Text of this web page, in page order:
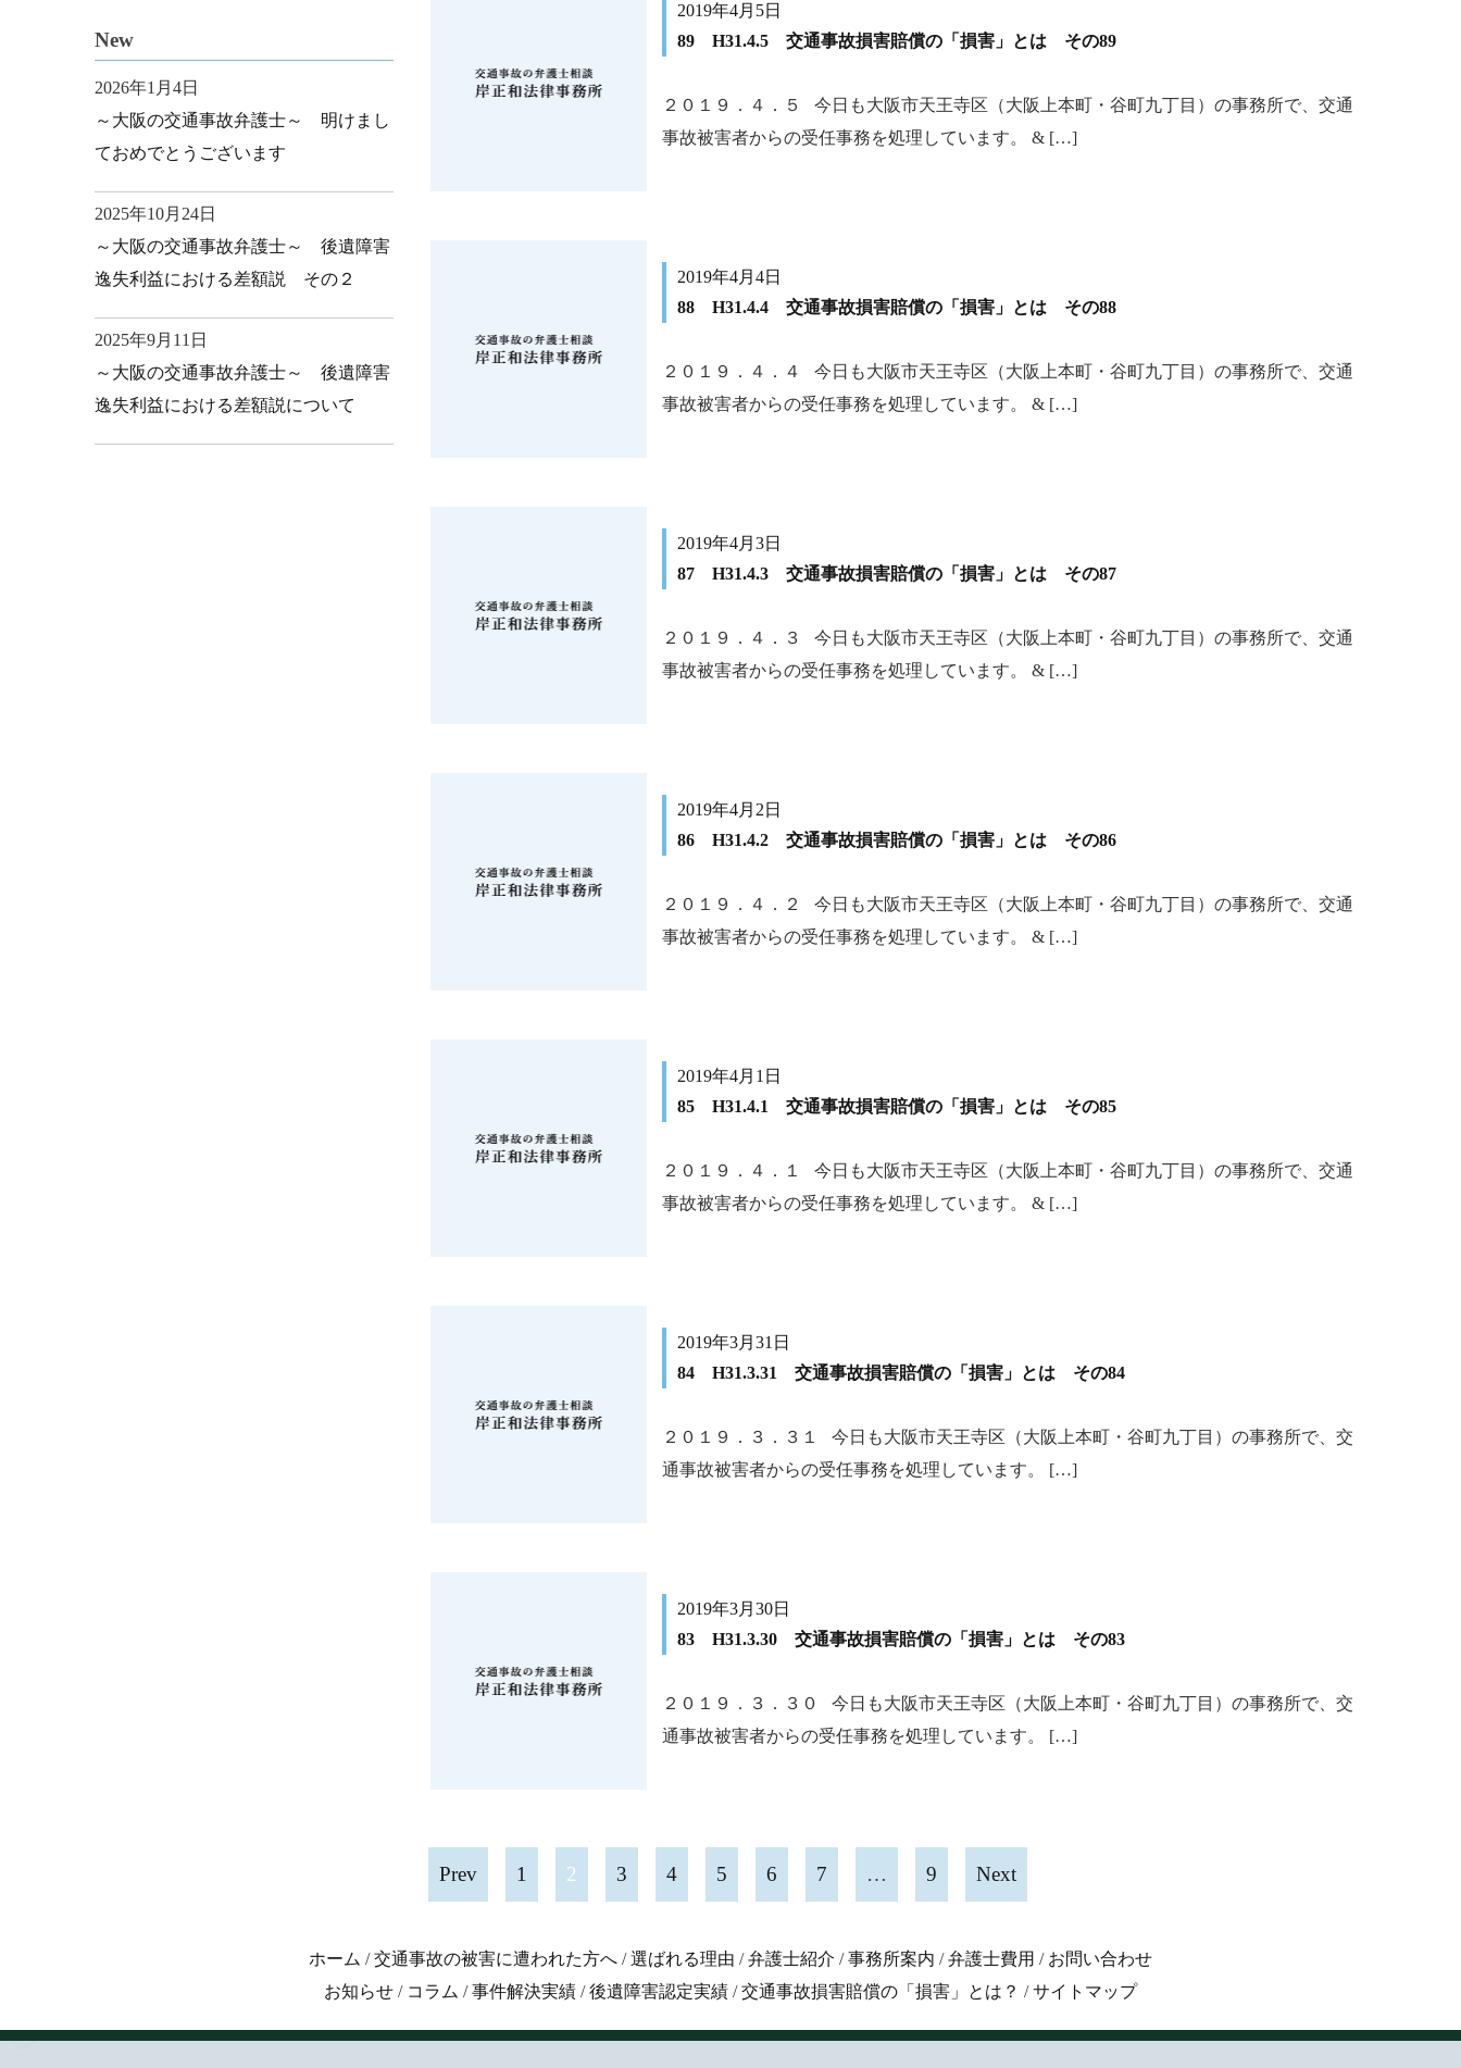
2019年4月5日
89 H31.4.5 交通事故損害賠償の「損害」とは その89
２０１９．４．５ 今日も大阪市天王寺区（大阪上本町・谷町九丁目）の事務所で、交通
事故被害者からの受任事務を処理しています。 & […]
2019年4月4日
88 H31.4.4 交通事故損害賠償の「損害」とは その88
２０１９．４．４ 今日も大阪市天王寺区（大阪上本町・谷町九丁目）の事務所で、交通
事故被害者からの受任事務を処理しています。 & […]
2019年4月3日
87 H31.4.3 交通事故損害賠償の「損害」とは その87
２０１９．４．３ 今日も大阪市天王寺区（大阪上本町・谷町九丁目）の事務所で、交通
事故被害者からの受任事務を処理しています。 & […]
2019年4月2日
86 H31.4.2 交通事故損害賠償の「損害」とは その86
２０１９．４．２ 今日も大阪市天王寺区（大阪上本町・谷町九丁目）の事務所で、交通
事故被害者からの受任事務を処理しています。 & […]
2019年4月1日
85 H31.4.1 交通事故損害賠償の「損害」とは その85
２０１９．４．１ 今日も大阪市天王寺区（大阪上本町・谷町九丁目）の事務所で、交通
事故被害者からの受任事務を処理しています。 & […]
2019年3月31日
84 H31.3.31 交通事故損害賠償の「損害」とは その84
２０１９．３．３１ 今日も大阪市天王寺区（大阪上本町・谷町九丁目）の事務所で、交
通事故被害者からの受任事務を処理しています。 […]
2019年3月30日
83 H31.3.30 交通事故損害賠償の「損害」とは その83
２０１９．３．３０ 今日も大阪市天王寺区（大阪上本町・谷町九丁目）の事務所で、交
通事故被害者からの受任事務を処理しています。 […]
Prev 1 2 3 4 5 6 7 … 9 Next
New
2026年1月4日
～大阪の交通事故弁護士～ 明けまし
ておめでとうございます
2025年10月24日
～大阪の交通事故弁護士～ 後遺障害
逸失利益における差額説 その２
2025年9月11日
～大阪の交通事故弁護士～ 後遺障害
逸失利益における差額説について
ホーム /交通事故の被害に遭われた方へ /選ばれる理由 /弁護士紹介 /事務所案内 /弁護士費用 / お問い合わせ
お知らせ / コラム /事件解決実績 /後遺障害認定実績 /交通事故損害賠償の「損害」とは？ /サイトマップ